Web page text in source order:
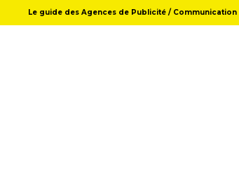
Le guide des Agences de Publicité /